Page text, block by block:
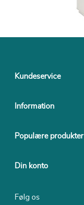
Kundeservice
Information
Populære produkter
Din konto
Følg os